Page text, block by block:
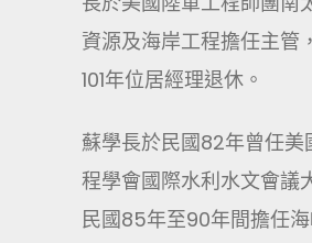
資源及海岸工程擔任主管
101年位居經理退休。
蘇學長於民國82年曾任美
程學會國際水利水文會議
民國85年至90年間擔任